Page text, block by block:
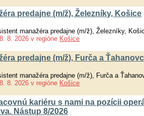
predajne (m/ž), Železníky, Košice
manažéra predajne (m/ž), Železníky,
8. 8. 2026 v regióne Košice
predajne (m/ž), Furča a
manažéra predajne (m/ž), Furča a
8. 8. 2026 v regióne Košice
kariéru s nami na pozícii
Nástup 8/2026